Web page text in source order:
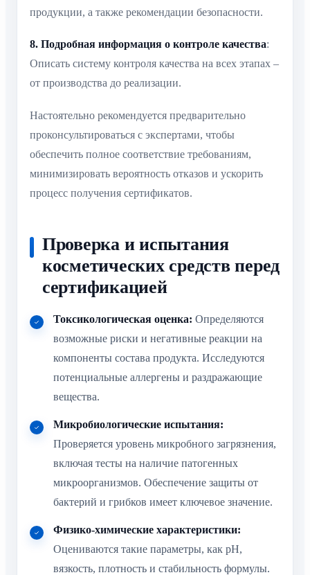
продукции, а также рекомендации безопасности.
8. Подробная информация о контроле качества:
Описать систему контроля качества на всех этапах –
от производства до реализации.
Настоятельно рекомендуется предварительно
проконсультироваться с экспертами, чтобы
обеспечить полное соответствие требованиям,
минимизировать вероятность отказов и ускорить
процесс получения сертификатов.
Проверка и испытания
косметических средств перед
сертификацией
Токсикологическая оценка: Определяются
возможные риски и негативные реакции на
компоненты состава продукта. Исследуются
потенциальные аллергены и раздражающие
вещества.
Микробиологические испытания:
Проверяется уровень микробного загрязнения,
включая тесты на наличие патогенных
микроорганизмов. Обеспечение защиты от
бактерий и грибков имеет ключевое значение.
Физико-химические характеристики:
Оцениваются такие параметры, как pH,
вязкость, плотность и стабильность формулы.